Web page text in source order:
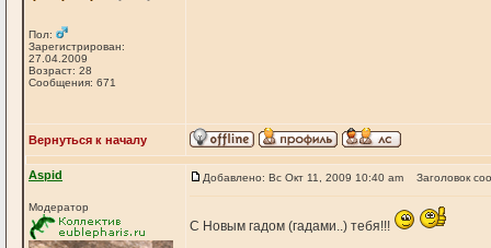
Пол:
Зарегистрирован:
27.04.2009
Возраст: 28
Сообщения: 671
Вернуться к началу
Aspid
Модератор
Добавлено: Вс Окт 11, 2009 10:40 am Заголовок
С Новым гадом (гадами..) тебя!!!